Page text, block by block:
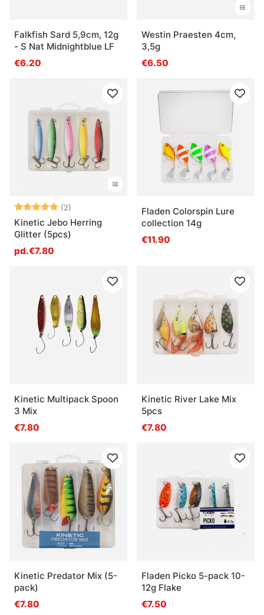
Falkfish Sard 5,9cm, 12g
- S Nat Midnightblue LF
€6.20
Westin Praesten 4cm,
3,5g
€6.50
Note: (2)
Kinetic Jebo Herring
Glitter (5pcs)
pd.€7.80
Fladen Colorspin Lure
collection 14g
€11.90
Kinetic Multipack Spoon
3 Mix
€7.80
Kinetic River Lake Mix
5pcs
€7.80
Kinetic Predator Mix (5-
pack)
€7.80
Fladen Picko 5-pack 10-
12g Flake
€7.50